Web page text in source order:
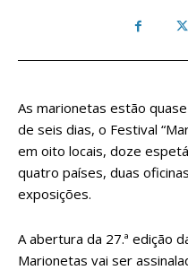
As marionetas estão
de seis dias, o Festival
em oito locais, doze
quatro países, duas
exposições.
A abertura da 27.ª edição
Marionetas vai ser